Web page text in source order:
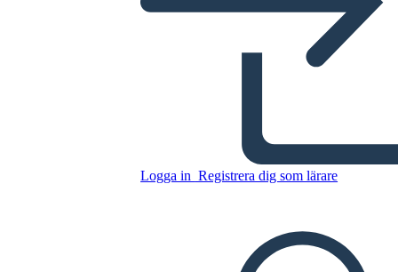
Logga in Registrera dig som lärare
העגול - מגרש תרשים
SKAPA EN STORYBOARD